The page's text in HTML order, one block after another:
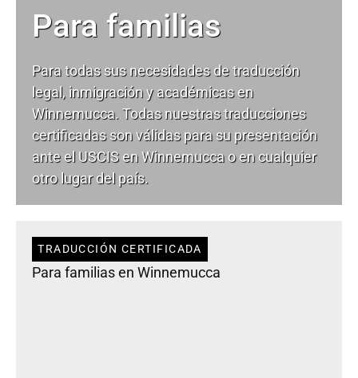
Para familias
Para todas sus necesidades detraducción
legal, inmigración y académicas en
Winnemucca. Todas nuestras traducciones
certificadas son válidas para su presentación
ante el USCIS en Winnemucca o en cualquier
otro lugar del país.
TRADUCCIÓN CERTIFICADA
Para familias en Winnemucca